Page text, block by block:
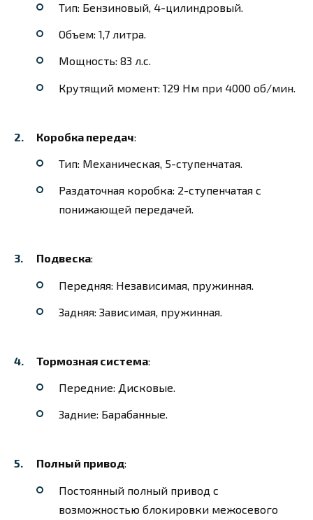
Тип: Бензиновый, 4-цилиндровый.
Объем: 1,7 литра.
Мощность: 83 л.с.
Крутящий момент: 129 Нм при 4000 об/мин.
Коробка передач:
Тип: Механическая, 5-ступенчатая.
Раздаточная коробка: 2-ступенчатая с
понижающей передачей.
Подвеска:
Передняя: Независимая, пружинная.
Задняя: Зависимая, пружинная.
Тормозная система:
Передние: Дисковые.
Задние: Барабанные.
Полный привод:
Постоянный полный привод с
возможностью блокировки межосевого